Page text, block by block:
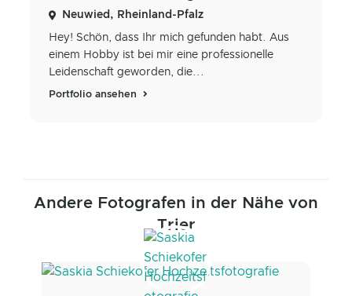
Neuwied, Rheinland-Pfalz
Hey! Schön, dass Ihr mich gefunden habt. Aus
einem Hobby ist bei mir eine professionelle
Leidenschaft geworden, die...
Portfolio ansehen
Andere Fotografen in der Nähe von
Trier